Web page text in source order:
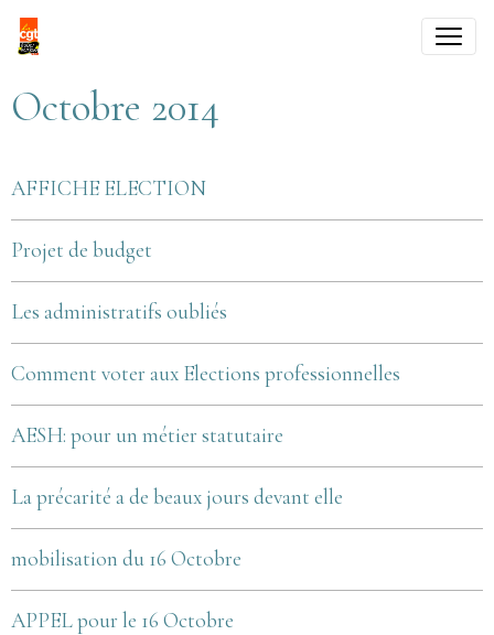
Octobre 2014
AFFICHE ELECTION
Projet de budget
Les administratifs oubliés
Comment voter aux Elections professionnelles
AESH: pour un métier statutaire
La précarité a de beaux jours devant elle
mobilisation du 16 Octobre
APPEL pour le 16 Octobre